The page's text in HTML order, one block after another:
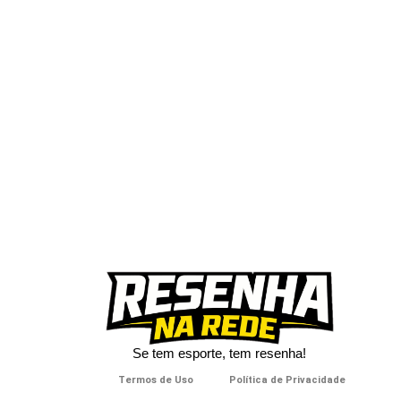
Se tem esporte, tem resenha!​
Termos de Uso Política de Privacidade